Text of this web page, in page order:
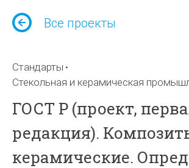
Все проекты
Стандарты
Стекольная и керамическая
ГОСТ Р (проект,
редакция).
керамические.